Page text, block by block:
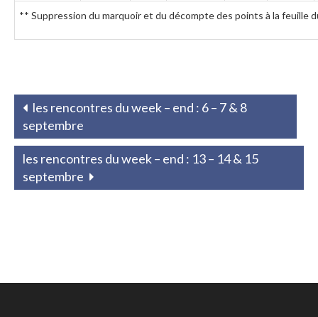
** Suppression du marquoir et du décompte des points à la feuille
les rencontres du week – end : 6 – 7 & 8
septembre
les rencontres du week – end : 13 – 14 & 15
septembre